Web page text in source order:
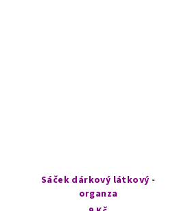
Sáček dárkový látkový -
organza